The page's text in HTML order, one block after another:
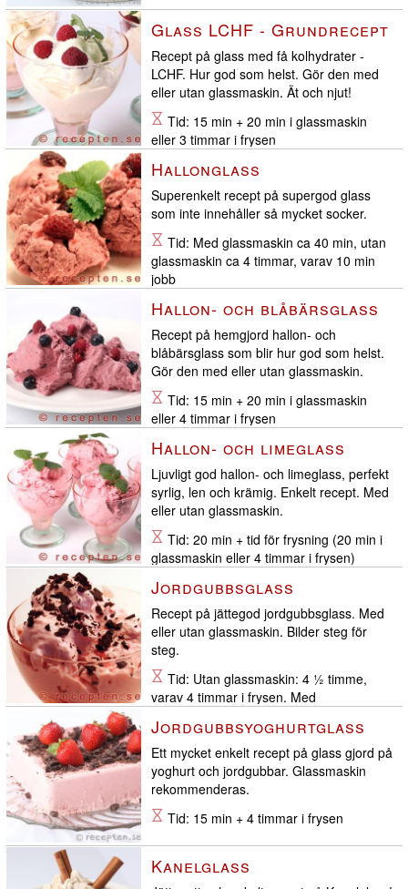
frysen
Glass LCHF - Grundrecept
Recept på glass med få kolhydrater -
LCHF. Hur god som helst. Gör den med
eller utan glassmaskin. Ät och njut!
Tid: 15 min + 20 min i glassmaskin
eller 3 timmar i frysen
Hallonglass
Superenkelt recept på supergod glass
som inte innehåller så mycket socker.
Tid: Med glassmaskin ca 40 min, utan
glassmaskin ca 4 timmar, varav 10 min
jobb
Hallon- och blåbärsglass
Recept på hemgjord hallon- och
blåbärsglass som blir hur god som helst.
Gör den med eller utan glassmaskin.
Tid: 15 min + 20 min i glassmaskin
eller 4 timmar i frysen
Hallon- och limeglass
Ljuvligt god hallon- och limeglass, perfekt
syrlig, len och krämig. Enkelt recept. Med
eller utan glassmaskin.
Tid: 20 min + tid för frysning (20 min i
glassmaskin eller 4 timmar i frysen)
Jordgubbsglass
Recept på jättegod jordgubbsglass. Med
eller utan glassmaskin. Bilder steg för
steg.
Tid: Utan glassmaskin: 4 ½ timme,
varav 4 timmar i frysen. Med
Jordgubbsyoghurtglass
Ett mycket enkelt recept på glass gjord på
yoghurt och jordgubbar. Glassmaskin
rekommenderas.
Tid: 15 min + 4 timmar i frysen
Kanelglass